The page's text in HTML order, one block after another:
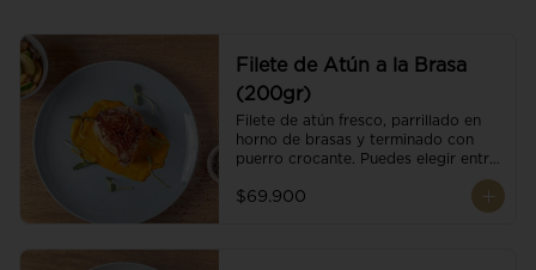
Filete de Atún a la Brasa
(200gr)
Filete de atún fresco, parrillado en
horno de brasas y terminado con
puerro crocante. Puedes elegir entre
$69.900